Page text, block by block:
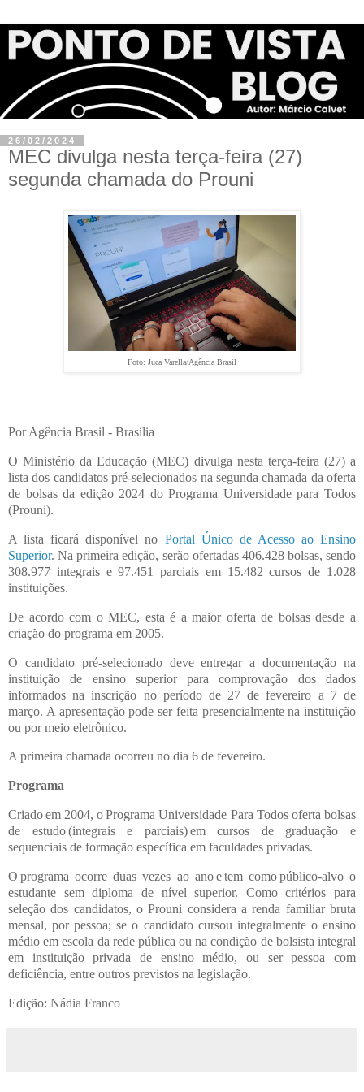
26/02/2024
MEC divulga nesta terça-feira (27)
segunda chamada do Prouni
Foto: Juca Varella/Agência Brasil
Por Agência Brasil - Brasília
O Ministério da Educação (MEC) divulga nesta terça-feira (27) a
lista dos candidatos pré-selecionados na segunda chamada da oferta
de bolsas da edição 2024 do Programa Universidade para Todos
(Prouni).
A lista ficará disponível no Portal Único de Acesso ao Ensino
Superior. Na primeira edição, serão ofertadas 406.428 bolsas, sendo
308.977 integrais e 97.451 parciais em 15.482 cursos de 1.028
instituições.
De acordo com o MEC, esta é a maior oferta de bolsas desde a
criação do programa em 2005.
O candidato pré-selecionado deve entregar a documentação na
instituição de ensino superior para comprovação dos dados
informados na inscrição no período de 27 de fevereiro a 7 de
março. A apresentação pode ser feita presencialmente na instituição
ou por meio eletrônico.
A primeira chamada ocorreu no dia 6 de fevereiro.
Programa
Criado em 2004, o Programa Universidade Para Todos oferta bolsas
de estudo (integrais e parciais) em cursos de graduação e
sequenciais de formação específica em faculdades privadas.
O programa ocorre duas vezes ao ano e tem como público-alvo o
estudante sem diploma de nível superior. Como critérios para
seleção dos candidatos, o Prouni considera a renda familiar bruta
mensal, por pessoa; se o candidato cursou integralmente o ensino
médio em escola da rede pública ou na condição de bolsista integral
em instituição privada de ensino médio, ou ser pessoa com
deficiência, entre outros previstos na legislação.
Edição: Nádia Franco